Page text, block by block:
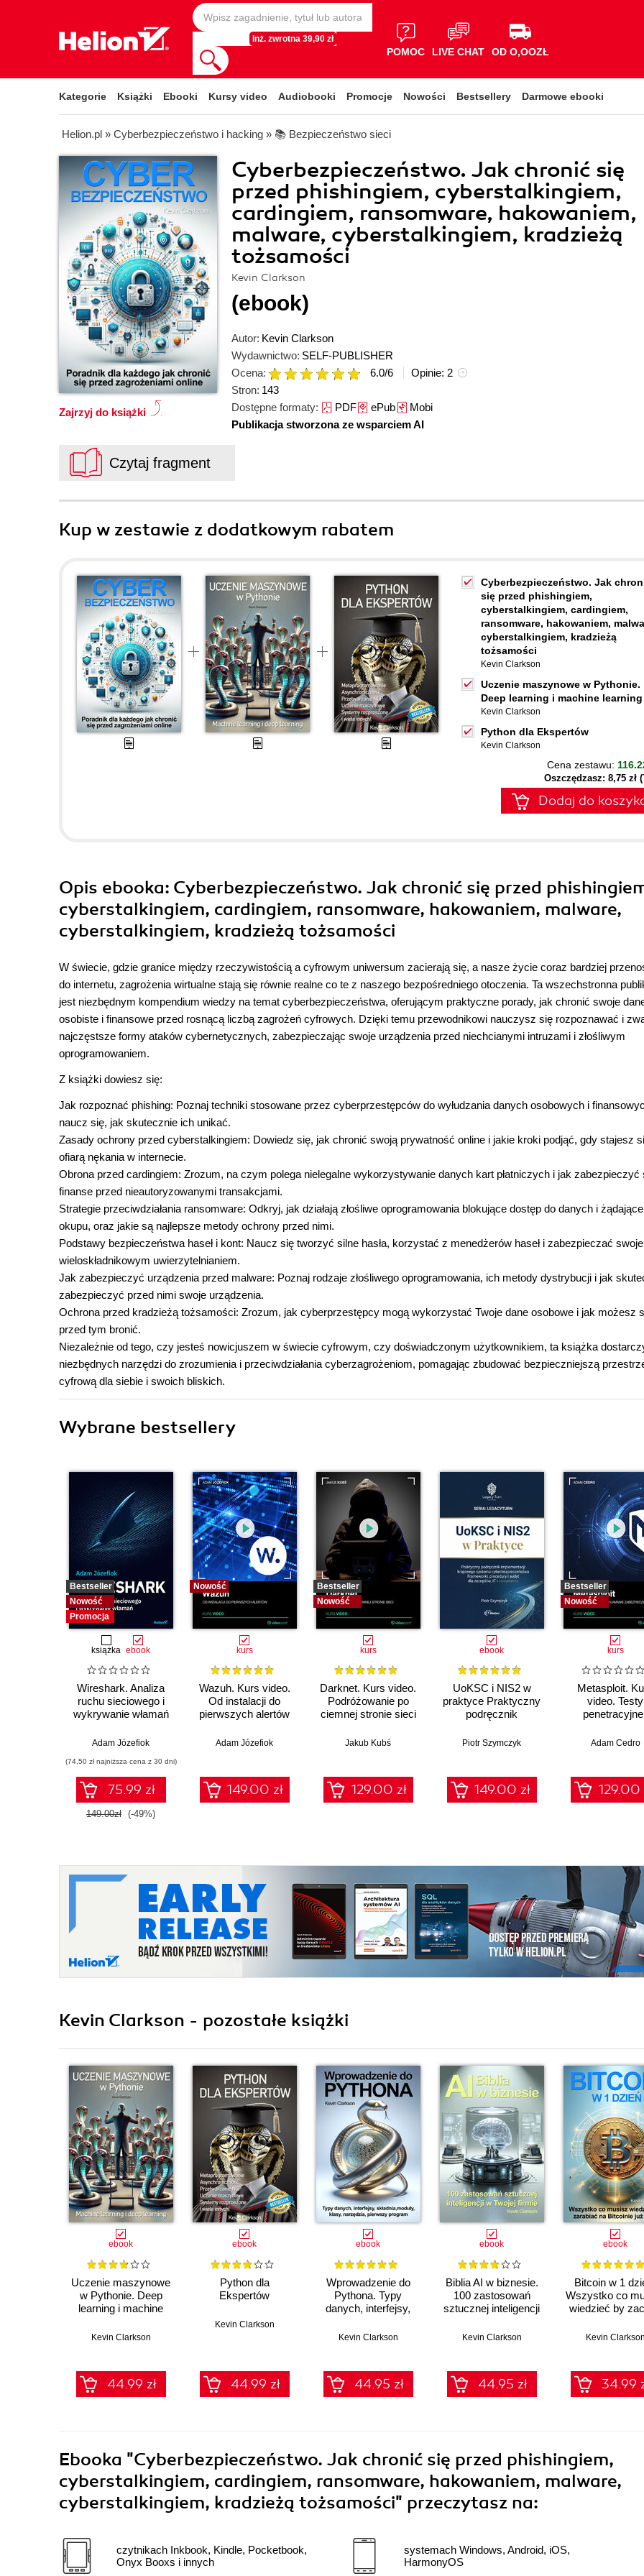
Inż. zwrotna 39,90 zł
POMOC LIVE CHAT OD O,OOZŁ
Kategorie Książki Ebooki Kursy video Audiobooki Promocje Nowości Bestsellery Darmowe ebooki
Helion.pl » Cyberbezpieczeństwo i hacking » 📚 Bezpieczeństwo sieci
Cyberbezpieczeństwo. Jak chronić się
przed phishingiem, cyberstalkingiem,
cardingiem, ransomware, hakowaniem,
malware, cyberstalkingiem, kradzieżą
tożsamości
Kevin Clarkson
(ebook)
Zajrzyj do książki
Autor: Kevin Clarkson
Wydawnictwo: SELF-PUBLISHER
Ocena:
6.0/6 Opinie: 2
Stron: 143
Dostępne formaty: PDFePubMobi
Publikacja stworzona ze wsparciem AI
Czytaj fragment
Kup w zestawie z dodatkowym rabatem
Cyberbezpieczeństwo. Jak
się przed phishingiem,
cyberstalkingiem, cardingiem,
ransomware, hakowaniem,
cyberstalkingiem, kradzieżą
tożsamości
Kevin Clarkson
Uczenie maszynowe w Pythonie.
Deep learning i machine learning
Kevin Clarkson
Python dla Ekspertów
Kevin Clarkson
Cena zestawu:
Oszczędzasz: 8,75 zł
Dodaj do
Opis ebooka: Cyberbezpieczeństwo. Jak chronić się przed
cyberstalkingiem, cardingiem, ransomware, hakowaniem, malware,
cyberstalkingiem, kradzieżą tożsamości
W świecie, gdzie granice między rzeczywistością a cyfrowym uniwersum zacierają się, a nasze życie coraz bardziej
do internetu, zagrożenia wirtualne stają się równie realne co te z naszego bezpośredniego otoczenia. Ta wszechstronna
jest niezbędnym kompendium wiedzy na temat cyberbezpieczeństwa, oferującym praktyczne porady, jak chronić swoje
osobiste i finansowe przed rosnącą liczbą zagrożeń cyfrowych. Dzięki temu przewodnikowi nauczysz się rozpoznawać i
najczęstsze formy ataków cybernetycznych, zabezpieczając swoje urządzenia przed niechcianymi intruzami i złośliwym
oprogramowaniem.
Z książki dowiesz się:
Jak rozpoznać phishing: Poznaj techniki stosowane przez cyberprzestępców do wyłudzania danych osobowych i
naucz się, jak skutecznie ich unikać.
Zasady ochrony przed cyberstalkingiem: Dowiedz się, jak chronić swoją prywatność online i jakie kroki podjąć, gdy stajesz
ofiarą nękania w internecie.
Obrona przed cardingiem: Zrozum, na czym polega nielegalne wykorzystywanie danych kart płatniczych i jak zabezpieczyć
finanse przed nieautoryzowanymi transakcjami.
Strategie przeciwdziałania ransomware: Odkryj, jak działają złośliwe oprogramowania blokujące dostęp do danych i żądające
okupu, oraz jakie są najlepsze metody ochrony przed nimi.
Podstawy bezpieczeństwa haseł i kont: Naucz się tworzyć silne hasła, korzystać z menedżerów haseł i zabezpieczać
wieloskładnikowym uwierzytelnianiem.
Jak zabezpieczyć urządzenia przed malware: Poznaj rodzaje złośliwego oprogramowania, ich metody dystrybucji i jak
zabezpieczyć przed nimi swoje urządzenia.
Ochrona przed kradzieżą tożsamości: Zrozum, jak cyberprzestępcy mogą wykorzystać Twoje dane osobowe i jak możesz
przed tym bronić.
Niezależnie od tego, czy jesteś nowicjuszem w świecie cyfrowym, czy doświadczonym użytkownikiem, ta książka
niezbędnych narzędzi do zrozumienia i przeciwdziałania cyberzagrożeniom, pomagając zbudować bezpieczniejszą
cyfrową dla siebie i swoich bliskich.
Wybrane bestsellery
Bestseller
Nowość
Promocja
książka ebook
Wireshark. Analiza
ruchu sieciowego i
wykrywanie włamań
Adam Józefiok
(74,50 zł najniższa cena z 30 dni)
75.99 zł
149.00zł (-49%)
Nowość
kurs
Wazuh. Kurs video.
Od instalacji do
pierwszych alertów
Adam Józefiok
149.00 zł
Bestseller
Nowość
kurs
Darknet. Kurs video.
Podróżowanie po
ciemnej stronie sieci
Jakub Kubś
129.00 zł
ebook
UoKSC i NIS2 w
praktyce Praktyczny
podręcznik
Krajowego Systemu
procedury, audyt dla
zarządów, IT i
compliance
Piotr Szymczyk
149.00 zł
Bestseller
Nowość
kurs
Metasploit.
video. Testy
zabezpieczeń
Adam Cedro
129.00
Kevin Clarkson - pozostałe książki
ebook
Uczenie maszynowe
w Pythonie. Deep
learning i machine
Kevin Clarkson
44.99 zł
ebook
Python dla
Ekspertów
Kevin Clarkson
44.99 zł
ebook
Wprowadzenie do
Pythona. Typy
danych, interfejsy,
klasy, narzędzia,
Kevin Clarkson
44.95 zł
ebook
Biblia AI w biznesie.
100 zastosowań
sztucznej inteligencji
Kevin Clarkson
44.95 zł
ebook
Bitcoin w 1
Wszystko co
wiedzieć by
już dziś!
Kevin Clarkson
34.99
Ebooka "Cyberbezpieczeństwo. Jak chronić się przed phishingiem,
cyberstalkingiem, cardingiem, ransomware, hakowaniem, malware,
cyberstalkingiem, kradzieżą tożsamości" przeczytasz na:
czytnikach Inkbook, Kindle, Pocketbook,
Onyx Booxs i innych
systemach Windows, Android, iOS,
HarmonyOS